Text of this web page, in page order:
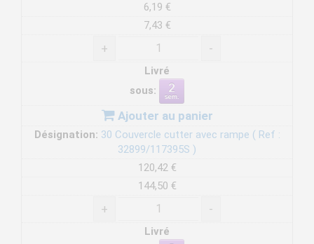
6,19 €
7,43 €
+ -
Livré
sous:
Ajouter au panier
Désignation: 30 Couvercle cutter avec rampe ( Ref :
32899/117395S )
120,42 €
144,50 €
+ -
Livré